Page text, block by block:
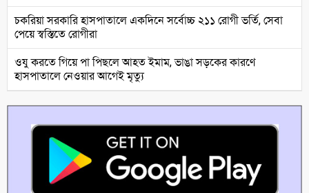
চকরিয়া সরকারি হাসপাতালে একদিনে সর্বোচ্চ ২১১ রোগী ভর্তি, সেবা
পেয়ে স্বস্তিতে রোগীরা
ওযু করতে গিয়ে পা পিছলে আহত ইমাম, ভাঙা সড়কের কারণে
হাসপাতালে নেওয়ার আগেই মৃত্যু